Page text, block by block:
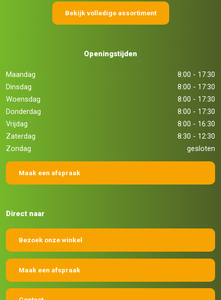
Bekijk volledige assortiment
Openingstijden
Maandag
8:00 - 17:30
Dinsdag
8:00 - 17:30
Woensdag
8:00 - 17:30
Donderdag
8:00 - 17:30
Vrijdag
8:00 - 16:30
Zaterdag
8:30 - 12:30
Zondag
gesloten
Maak een afspraak
Direct naar
Bezoek onze winkel
Maak een afspraak